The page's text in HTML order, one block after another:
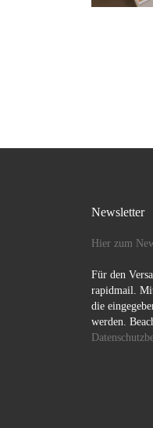
Newsletter
Hier zum
Für den
rapidmail.
die
werden.